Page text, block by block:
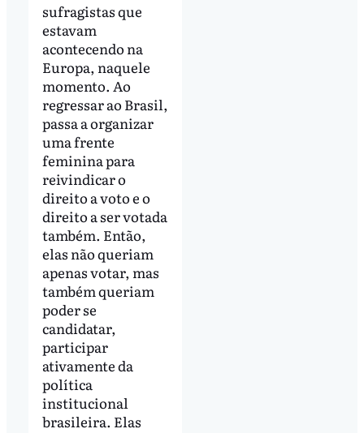
sufragistas que
estavam
acontecendo na
Europa, naquele
momento. Ao
regressar ao Brasil,
passa a organizar
uma frente
feminina para
reivindicar o
direito a voto e o
direito a ser votada
também. Então,
elas não queriam
apenas votar, mas
também queriam
poder se
candidatar,
participar
ativamente da
política
institucional
brasileira. Elas